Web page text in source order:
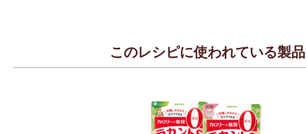
このレシピに使われている製品